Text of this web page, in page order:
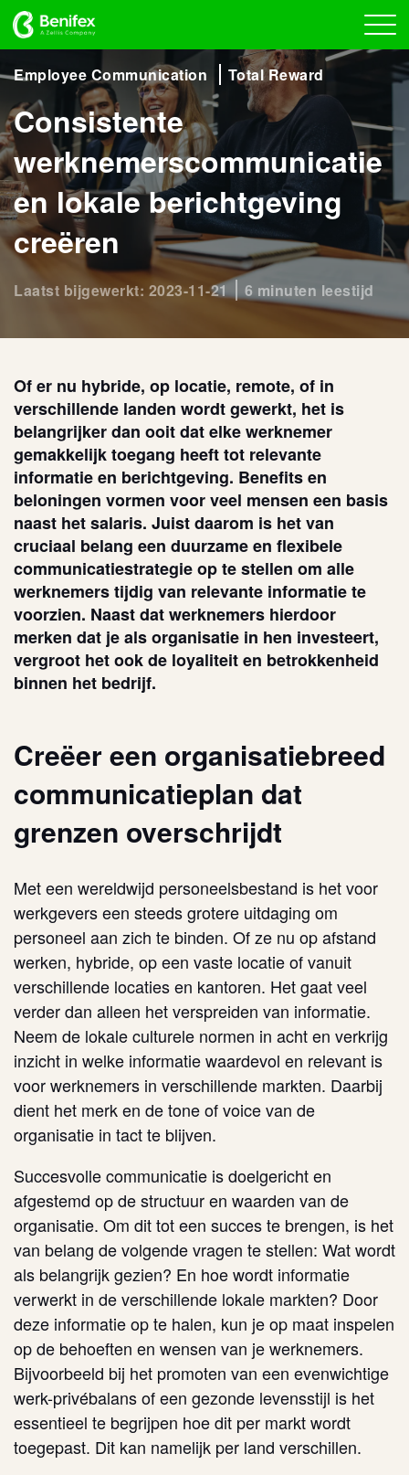
Employee Communication Total Reward
Consistente
werknemerscommunicatie
en lokale berichtgeving
creëren
Laatst bijgewerkt: 2023-11-21 6 minuten leestijd
Of er nu hybride, op locatie, remote, of in
verschillende landen wordt gewerkt, het is
belangrijker dan ooit dat elke werknemer
gemakkelijk toegang heeft tot relevante
informatie en berichtgeving. Benefits en
beloningen vormen voor veel mensen een basis
naast het salaris. Juist daarom is het van
cruciaal belang een duurzame en flexibele
communicatiestrategie op te stellen om alle
werknemers tijdig van relevante informatie te
voorzien. Naast dat werknemers hierdoor
merken dat je als organisatie in hen investeert,
vergroot het ook de loyaliteit en betrokkenheid
binnen het bedrijf.
Creëer een organisatiebreed
communicatieplan dat
grenzen overschrijdt
Met een wereldwijd personeelsbestand is het voor
werkgevers een steeds grotere uitdaging om
personeel aan zich te binden. Of ze nu op afstand
werken, hybride, op een vaste locatie of vanuit
verschillende locaties en kantoren. Het gaat veel
verder dan alleen het verspreiden van informatie.
Neem de lokale culturele normen in acht en verkrijg
inzicht in welke informatie waardevol en relevant is
voor werknemers in verschillende markten. Daarbij
dient het merk en de tone of voice van de
organisatie in tact te blijven.
Succesvolle communicatie is doelgericht en
afgestemd op de structuur en waarden van de
organisatie. Om dit tot een succes te brengen, is het
van belang de volgende vragen te stellen: Wat wordt
als belangrijk gezien? En hoe wordt informatie
verwerkt in de verschillende lokale markten? Door
deze informatie op te halen, kun je op maat inspelen
op de behoeften en wensen van je werknemers.
Bijvoorbeeld bij het promoten van een evenwichtige
werk-privébalans of een gezonde levensstijl is het
essentieel te begrijpen hoe dit per markt wordt
toegepast. Dit kan namelijk per land verschillen.